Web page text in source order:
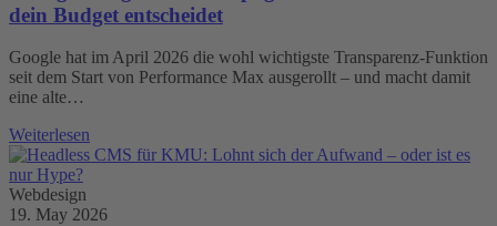
dein Budget entscheidet
Google hat im April 2026 die wohl wichtigste Transparenz-Funktion
seit dem Start von Performance Max ausgerollt – und macht damit
eine alte…
Weiterlesen
Webdesign
19. May 2026